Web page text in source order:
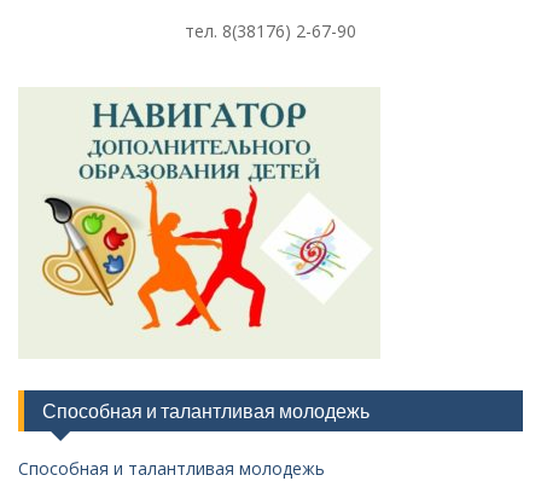
тел. 8(38176) 2-67-90
Способная и талантливая молодежь
Способная и талантливая молодежь